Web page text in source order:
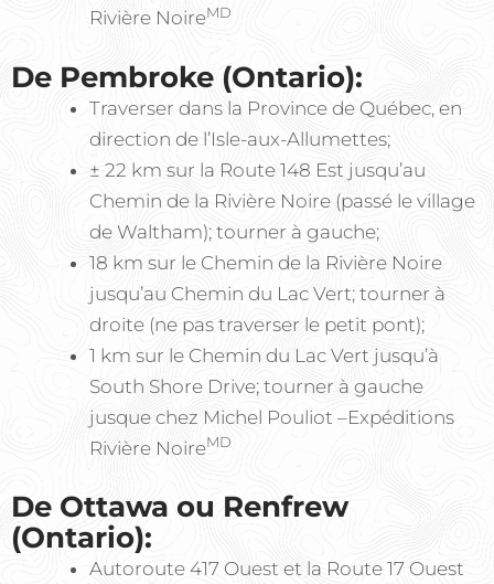
Rivière NoireMD
De Pembroke (Ontario):
Traverser dans la Province de Québec, en
direction de l’Isle-aux-Allumettes;
± 22 km sur la Route 148 Est jusqu’au
Chemin de la Rivière Noire (passé le village
de Waltham); tourner à gauche;
18 km sur le Chemin de la Rivière Noire
jusqu’au Chemin du Lac Vert; tourner à
droite (ne pas traverser le petit pont);
1 km sur le Chemin du Lac Vert jusqu’à
South Shore Drive; tourner à gauche
jusque chez Michel Pouliot –Expéditions
Rivière NoireMD
De Ottawa ou Renfrew
(Ontario):
Autoroute 417 Ouest et la Route 17 Ouest